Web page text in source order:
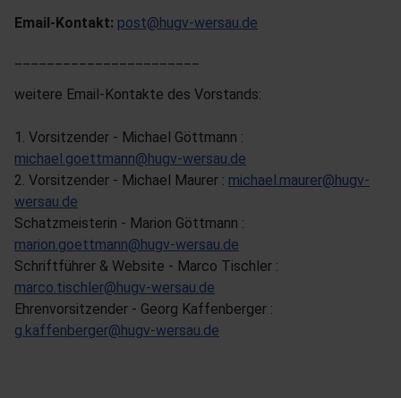
Email-Kontakt: post@hugv-wersau.de
weitere Email-Kontakte des Vorstands:
1. Vorsitzender - Michael Göttmann :
michael.goettmann@hugv-wersau.de
2. Vorsitzender - Michael Maurer : michael.maurer@hugv-
wersau.de
Schatzmeisterin - Marion Göttmann :
marion.goettmann@hugv-wersau.de
Schriftführer & Website - Marco Tischler :
marco.tischler@hugv-wersau.de
Ehrenvorsitzender - Georg Kaffenberger :
g.kaffenberger@hugv-wersau.de